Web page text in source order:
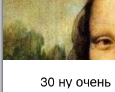
30 ну